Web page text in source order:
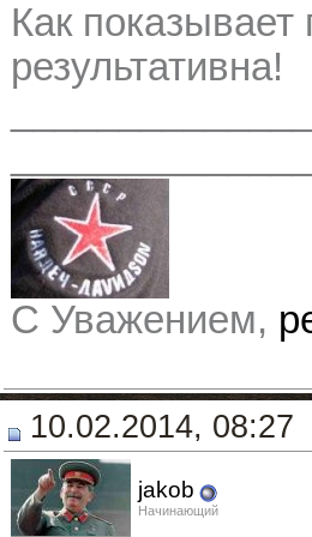
Как
результативна!
С Уважением,
10.02.2014, 08:27
jakob
Начинающий